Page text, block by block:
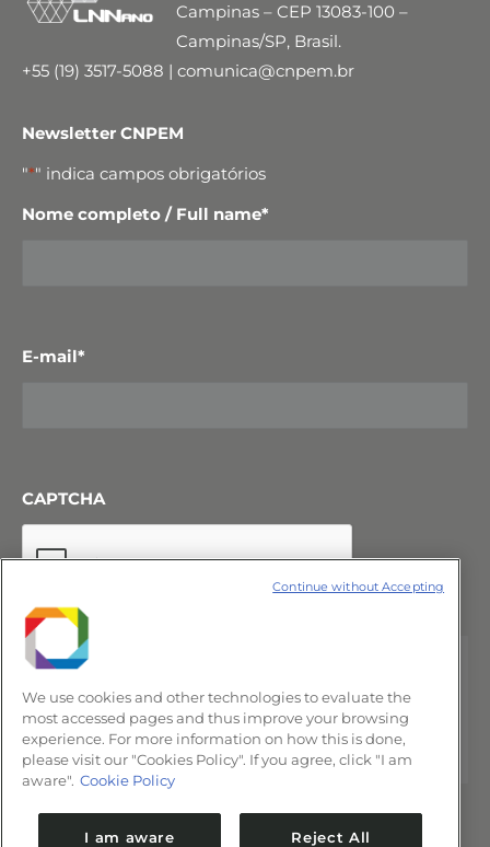
Campinas – CEP 13083-100 –
Campinas/SP, Brasil.
+55 (19) 3517-5088 | comunica@cnpem.br
Newsletter CNPEM
"*" indica campos obrigatórios
Nome completo / Full name*
E-mail*
CAPTCHA
We use cookies and other technologies to evaluate the
most accessed pages and thus improve your browsing
experience. For more information on how this is done,
please visit our "Cookies Policy". If you agree, click "I am
aware". Cookie Policy
I am aware Reject All
Continue without Accepting